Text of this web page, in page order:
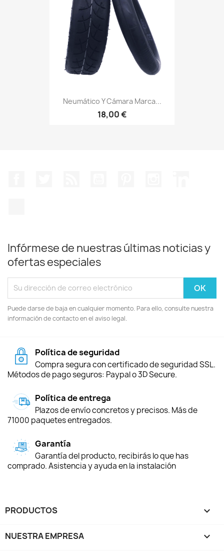
Neumático Y Cámara Marca...
18,00 €
Infórmese de nuestras últimas noticias y
ofertas especiales
Puede darse de baja en cualquier momento. Para ello, consulte nuestra
información de contacto en el aviso legal.
Política de seguridad
Compra segura con certificado de seguridad SSL.
Métodos de pago seguros: Paypal o 3D Secure.
Política de entrega
Plazos de envío concretos y precisos. Más de
71000 paquetes entregados.
Garantía
Garantía del producto, recibirás lo que has
comprado. Asistencia y ayuda en la instalación
PRODUCTOS 
NUESTRA EMPRESA 